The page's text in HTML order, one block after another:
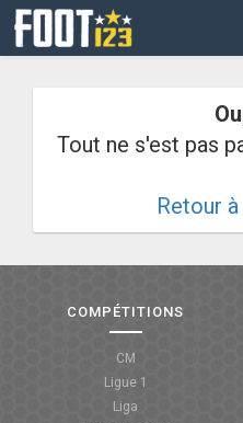
CM
Tout ne s'est pas
Retour
COMPÉTITIONS
CM
Ligue 1
Liga